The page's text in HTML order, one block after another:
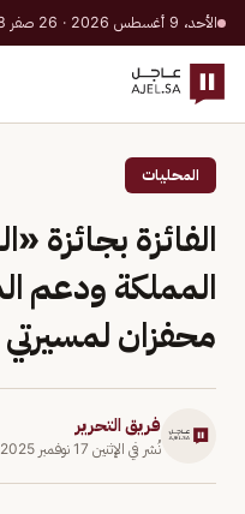
الأحد، 9 أغسطس 2026 · 26 صفر 1448 هـ
المحليات
الفائزة بجائزة
المملكة ودعم
محفزان لمسيرتي
فريق التحرير
نُشر في الإثنين 17 نوفمبر 2025